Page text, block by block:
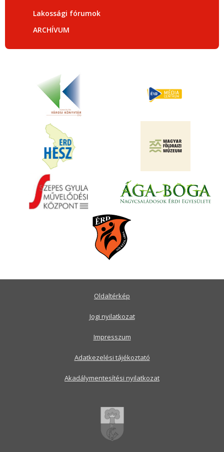
Lakossági fórumok
ARCHÍVUM
Oldaltérkép
Jogi nyilatkozat
Impresszum
Adatkezelési tájékoztató
Akadálymentesítési nyilatkozat